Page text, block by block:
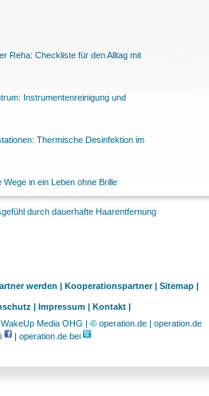
Reha: Checkliste für den Alltag mit
Instrumentenreinigung und
Thermische Desinfektion im
in ein Leben ohne Brille
durch dauerhafte Haarentfernung
werden | Kooperationspartner | Sitemap |
| Impressum | Kontakt |
Media OHG | © operation.de | operation.de
| operation.de bei